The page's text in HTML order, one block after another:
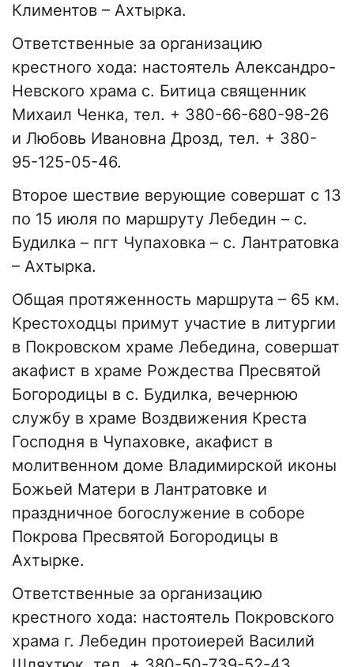
Климентов – Ахтырка.
Ответственные за организацию
крестного хода: настоятель Александро-
Невского храма с. Битица священник
Михаил Ченка, тел. + 380-66-680-98-26
и Любовь Ивановна Дрозд, тел. + 380-
95-125-05-46.
Второе шествие верующие совершат с 13
по 15 июля по маршруту Лебедин – с.
Будилка – пгт Чупаховка – с. Лантратовка
– Ахтырка.
Общая протяженность маршрута – 65 км.
Крестоходцы примут участие в литургии
в Покровском храме Лебедина, совершат
акафист в храме Рождества Пресвятой
Богородицы в с. Будилка, вечернюю
службу в храме Воздвижения Креста
Господня в Чупаховке, акафист в
молитвенном доме Владимирской иконы
Божьей Матери в Лантратовке и
праздничное богослужение в соборе
Покрова Пресвятой Богородицы в
Ахтырке.
Ответственные за организацию
крестного хода: настоятель Покровского
храма г. Лебедин протоиерей Василий